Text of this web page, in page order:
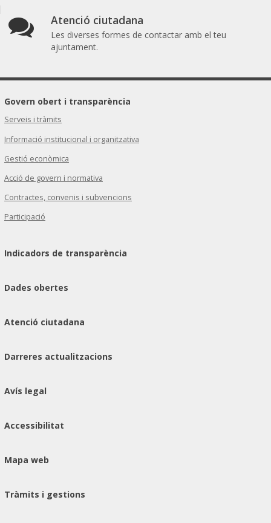
Atenció ciutadana
Les diverses formes de contactar amb el teu
ajuntament.
Govern obert i transparència
Serveis i tràmits
Informació institucional i organitzativa
Gestió econòmica
Acció de govern i normativa
Contractes, convenis i subvencions
Participació
Indicadors de transparència
Dades obertes
Atenció ciutadana
Darreres actualitzacions
Avís legal
Accessibilitat
Mapa web
Tràmits i gestions